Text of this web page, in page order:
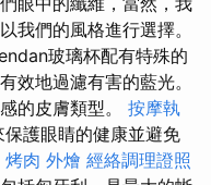
我們的風格進行選擇。
玻璃杯配有特殊的
效地過濾有害的藍光。
的皮膚類型。 按摩執
護眼睛的健康並避免
烤肉 外燴 經絡調理證照